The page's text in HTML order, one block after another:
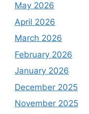
May 2026
April 2026
March 2026
February 2026
January 2026
December 2025
November 2025